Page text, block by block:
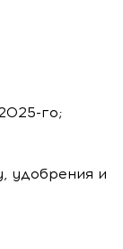
го;
удобрения и